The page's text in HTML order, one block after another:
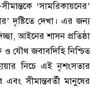
‘সামরিকায়নের’
দৃষ্টিতে দেখা। এর জন্য
আইনের শাসন প্রতিষ্ঠা
ও যৌথ জবাবদিহি নিশ্চিত
নিচে এই নৃশংসতার
সীমান্তবর্তী মানুষের